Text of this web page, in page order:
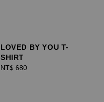
LOVED BY YOU T-
SHIRT
Regular
NT$ 680